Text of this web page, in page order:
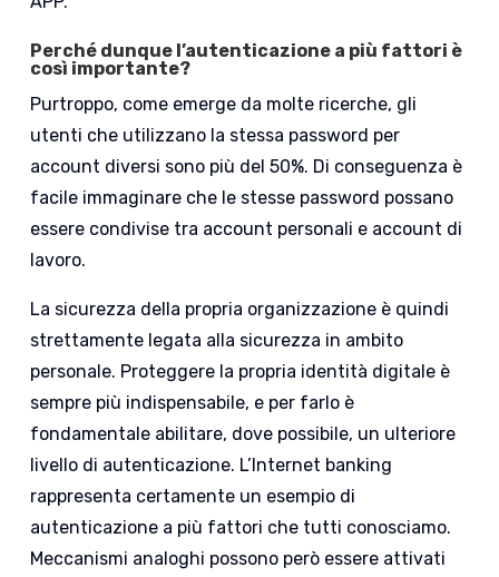
Perché dunque l’autenticazione a più fattori è
così importante?
Purtroppo, come emerge da molte ricerche, gli
utenti che utilizzano la stessa password per
account diversi sono più del 50%. Di conseguenza è
facile immaginare che le stesse password possano
essere condivise tra account personali e account di
lavoro.
La sicurezza della propria organizzazione è quindi
strettamente legata alla sicurezza in ambito
personale. Proteggere la propria identità digitale è
sempre più indispensabile, e per farlo è
fondamentale abilitare, dove possibile, un ulteriore
livello di autenticazione. L’Internet banking
rappresenta certamente un esempio di
autenticazione a più fattori che tutti conosciamo.
Meccanismi analoghi possono però essere attivati